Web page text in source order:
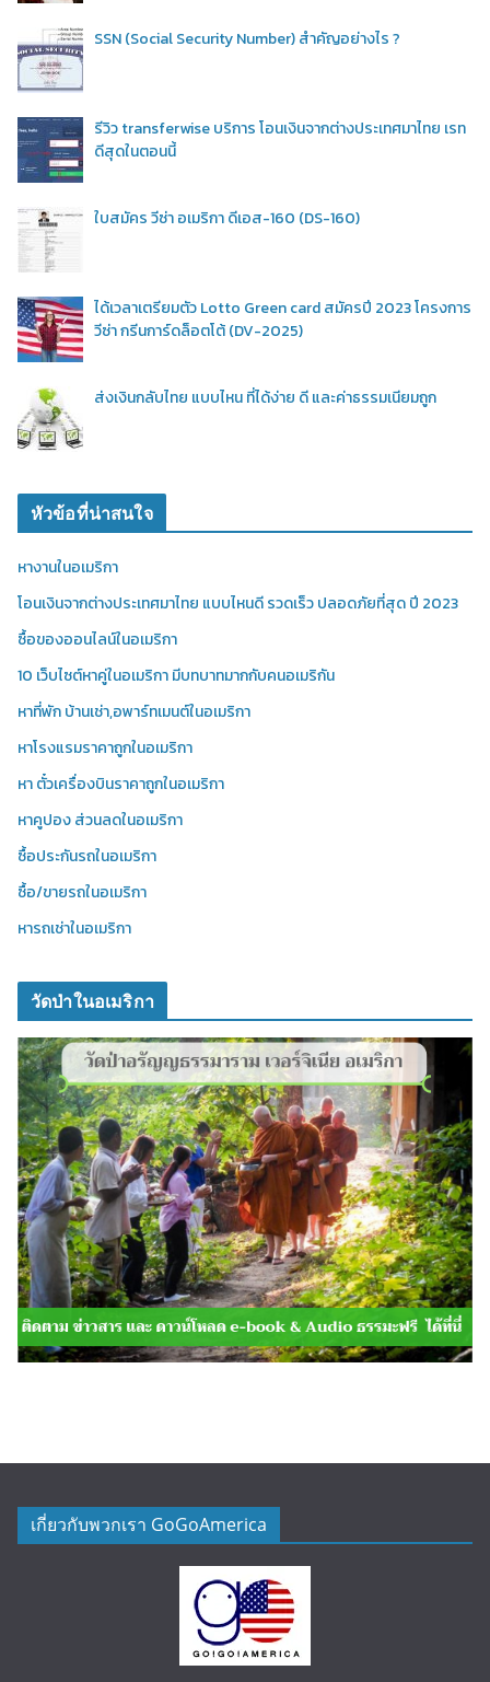
SSN (Social Security Number) สำคัญอย่างไร ?
รีวิว transferwise บริการ โอนเงินจากต่างประเทศมาไทย เรท
ดีสุดในตอนนี้
ใบสมัคร วีซ่า อเมริกา ดีเอส-160 (DS-160)
ได้เวลาเตรียมตัว Lotto Green card สมัครปี 2023 โครงการ
วีซ่า กรีนการ์ดล็อตโต้ (DV-2025)
ส่งเงินกลับไทย แบบไหน ที่ได้ง่าย ดี และค่าธรรมเนียมถูก
หัวข้อที่น่าสนใจ
หางานในอเมริกา
โอนเงินจากต่างประเทศมาไทย แบบไหนดี รวดเร็ว ปลอดภัยที่สุด ปี 2023
ซื้อของออนไลน์ในอเมริกา
10 เว็บไซต์หาคู่ในอเมริกา มีบทบาทมากกับคนอเมริกัน
หาที่พัก บ้านเช่า,อพาร์ทเมนต์ในอเมริกา
หาโรงแรมราคาถูกในอเมริกา
หา ตั๋วเครื่องบินราคาถูกในอเมริกา
หาคูปอง ส่วนลดในอเมริกา
ซื้อประกันรถในอเมริกา
ซื้อ/ขายรถในอเมริกา
หารถเช่าในอเมริกา
วัดป่าในอเมริกา
เกี่ยวกับพวกเรา GoGoAmerica